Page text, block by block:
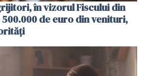
în vizorul Fiscului din
de euro din venituri,